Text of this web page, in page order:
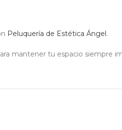
Peluquería de Estética Ángel.
mantener tu espacio siempre